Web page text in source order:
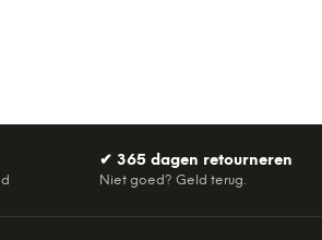
✔ 365 dagen retourneren
Niet goed? Geld terug.